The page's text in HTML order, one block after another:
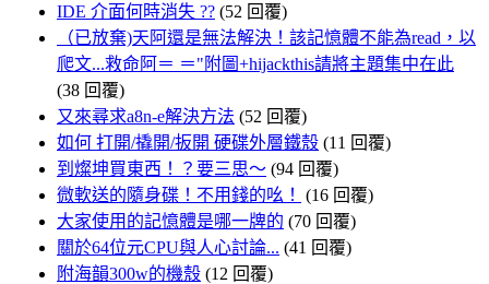
IDE 介面何時消失 ?? (52 回覆)
（已放棄)天阿還是無法解決！該記憶體不能為read，以
爬文...救命阿＝ ＝"附圖+hijackthis請將主題集中在此
(38 回覆)
又來尋求a8n-e解決方法 (52 回覆)
如何 打開/撬開/扳開 硬碟外層鐵殼 (11 回覆)
到燦坤買東西！？要三思～ (94 回覆)
微軟送的隨身碟！不用錢的吆！
(16 回覆)
大家使用的記憶體是哪一牌的 (70 回覆)
關於64位元CPU與人心討論... (41 回覆)
附海韻300w的機殼 (12 回覆)